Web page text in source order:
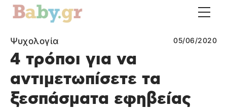
Ψυχολογία 05/06/2020
4 τρόποι για να
αντιμετωπίσετε τα
ξεσπάσματα εφηβείας